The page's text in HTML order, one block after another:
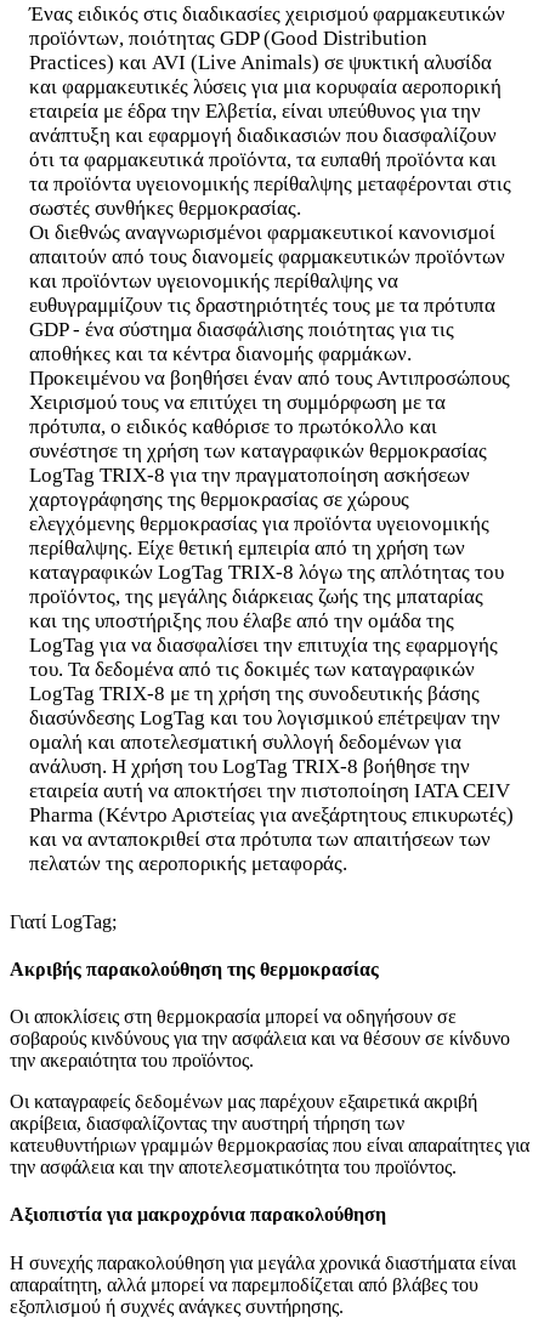
Ένας ειδικός στις διαδικασίες χειρισμού φαρμακευτικών
προϊόντων, ποιότητας GDP (Good Distribution
Practices) και AVI (Live Animals) σε ψυκτική αλυσίδα
και φαρμακευτικές λύσεις για μια κορυφαία αεροπορική
εταιρεία με έδρα την Ελβετία, είναι υπεύθυνος για την
ανάπτυξη και εφαρμογή διαδικασιών που διασφαλίζουν
ότι τα φαρμακευτικά προϊόντα, τα ευπαθή προϊόντα και
τα προϊόντα υγειονομικής περίθαλψης μεταφέρονται στις
σωστές συνθήκες θερμοκρασίας.
Οι διεθνώς αναγνωρισμένοι φαρμακευτικοί κανονισμοί
απαιτούν από τους διανομείς φαρμακευτικών προϊόντων
και προϊόντων υγειονομικής περίθαλψης να
ευθυγραμμίζουν τις δραστηριότητές τους με τα πρότυπα
GDP - ένα σύστημα διασφάλισης ποιότητας για τις
αποθήκες και τα κέντρα διανομής φαρμάκων.
Προκειμένου να βοηθήσει έναν από τους Αντιπροσώπους
Χειρισμού τους να επιτύχει τη συμμόρφωση με τα
πρότυπα, ο ειδικός καθόρισε το πρωτόκολλο και
συνέστησε τη χρήση των καταγραφικών θερμοκρασίας
LogTag TRIX-8 για την πραγματοποίηση ασκήσεων
χαρτογράφησης της θερμοκρασίας σε χώρους
ελεγχόμενης θερμοκρασίας για προϊόντα υγειονομικής
περίθαλψης. Είχε θετική εμπειρία από τη χρήση των
καταγραφικών LogTag TRIX-8 λόγω της απλότητας του
προϊόντος, της μεγάλης διάρκειας ζωής της μπαταρίας
και της υποστήριξης που έλαβε από την ομάδα της
LogTag για να διασφαλίσει την επιτυχία της εφαρμογής
του. Τα δεδομένα από τις δοκιμές των καταγραφικών
LogTag TRIX-8 με τη χρήση της συνοδευτικής βάσης
διασύνδεσης LogTag και του λογισμικού επέτρεψαν την
ομαλή και αποτελεσματική συλλογή δεδομένων για
ανάλυση. Η χρήση του LogTag TRIX-8 βοήθησε την
εταιρεία αυτή να αποκτήσει την πιστοποίηση IATA CEIV
Pharma (Κέντρο Αριστείας για ανεξάρτητους επικυρωτές)
και να ανταποκριθεί στα πρότυπα των απαιτήσεων των
πελατών της αεροπορικής μεταφοράς.
Γιατί LogTag;
Ακριβής παρακολούθηση της θερμοκρασίας
Οι αποκλίσεις στη θερμοκρασία μπορεί να οδηγήσουν σε
σοβαρούς κινδύνους για την ασφάλεια και να θέσουν σε κίνδυνο
την ακεραιότητα του προϊόντος.
Οι καταγραφείς δεδομένων μας παρέχουν εξαιρετικά ακριβή
ακρίβεια, διασφαλίζοντας την αυστηρή τήρηση των
κατευθυντήριων γραμμών θερμοκρασίας που είναι απαραίτητες για
την ασφάλεια και την αποτελεσματικότητα του προϊόντος.
Αξιοπιστία για μακροχρόνια παρακολούθηση
Η συνεχής παρακολούθηση για μεγάλα χρονικά διαστήματα είναι
απαραίτητη, αλλά μπορεί να παρεμποδίζεται από βλάβες του
εξοπλισμού ή συχνές ανάγκες συντήρησης.